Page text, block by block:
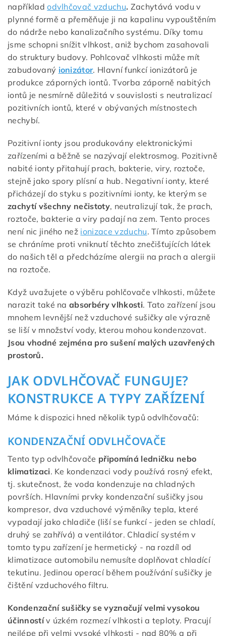
napříkladodvlhčovač vzduchu. Zachytává vodu v
plynné formě a přeměňuje ji na kapalinu vypouštěním
do nádrže nebo kanalizačního systému. Díky tomu
jsme schopni snížit vlhkost, aniž bychom zasahovali
do struktury budovy. Pohlcovač vlhkosti může mít
zabudovaný ionizátor. Hlavní funkcí ionizátorů je
produkce záporných iontů. Tvorba záporně nabitých
iontů je nesmírně důležitá v souvislosti s neutralizací
pozitivních iontů, které v obývaných místnostech
nechybí.
Pozitivní ionty jsou produkovány elektronickými
zařízeními a běžně se nazývají elektrosmog. Pozitivně
nabité ionty přitahují prach, bakterie, viry, roztoče,
stejně jako spory plísní a hub. Negativní ionty, které
přicházejí do styku s pozitivními ionty, ke kterým se
zachytí všechny nečistoty, neutralizují tak, že prach,
roztoče, bakterie a viry padají na zem. Tento proces
není nic jiného než ionizace vzduchu. Tímto způsobem
se chráníme proti vniknutí těchto znečišťujících látek
do našich těl a předcházíme alergii na prach a alergii
na roztoče.
Když uvažujete o výběru pohlčovače vlhkosti, můžete
narazit také naabsorbéry vlhkosti. Tato zařízení jsou
mnohem levnější než vzduchové sušičky ale výrazně
se liší v množství vody, kterou mohou kondenzovat.
Jsou vhodné zejména pro sušení malých uzavřených
prostorů.
JAK ODVLHČOVAČ FUNGUJE?
KONSTRUKCE A TYPY ZAŘÍZENÍ
Máme k dispozici hned několik typů odvlhčovačů:
KONDENZAČNÍ ODVLHČOVAČE
Tento typ odvlhčovače připomíná ledničku nebo
klimatizaci. Ke kondenzaci vody používá rosný efekt,
tj. skutečnost, že voda kondenzuje na chladných
površích. Hlavními prvky kondenzační sušičky jsou
kompresor, dva vzduchové výměníky tepla, které
vypadají jako chladiče (liší se funkcí - jeden se chladí,
druhý se zahřívá) a ventilátor. Chladicí systém v
tomto typu zařízení je hermetický - na rozdíl od
klimatizace automobilu nemusíte doplňovat chladící
tekutinu. Jedinou operací během používání sušičky je
čištění vzduchového filtru.
Kondenzační sušičky se vyznačují velmi vysokou
účinnostív úzkém rozmezí vlhkosti a teploty. Pracují
nejlépe při velmi vysoké vlhkosti - nad 80% a při